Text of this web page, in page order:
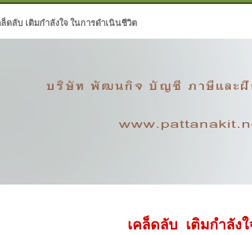
ล็ดลับ เติมกำลังใจ ในการดำเนินชีวิต
เคล็ดลับ เติมกำลัง